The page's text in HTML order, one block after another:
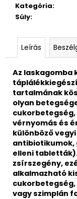
Kategória:
Súly:
Leírás
Az laskagomba
tartalmának
olyan
vérnyomás és
különböző
antibiotikumok,
elleni
zsírszegény,
alkalmazható
vagy szimplán